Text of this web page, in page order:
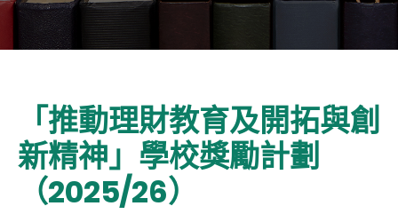
「推動理財教育及開拓與創
新精神」學校獎勵計劃
（2025/26）